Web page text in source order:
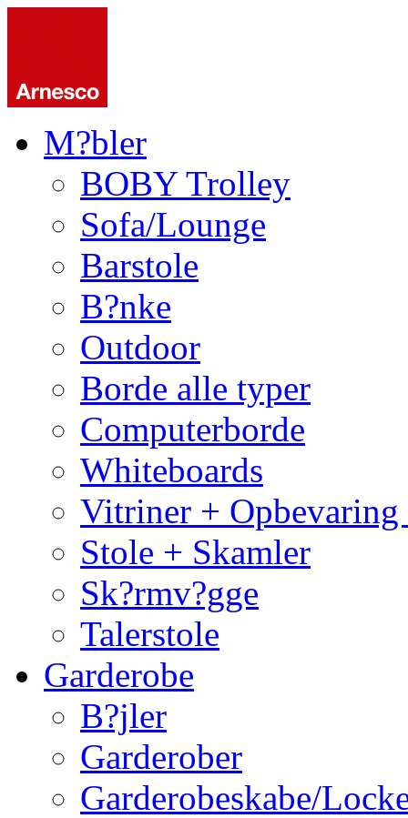
M?bler
BOBY Trolley
Sofa/Lounge
Barstole
B?nke
Outdoor
Borde alle typer
Computerborde
Whiteboards
Vitriner +
Stole + Skamler
Sk?rmv?gge
Talerstole
Garderobe
B?jler
Garderober
Garderobeskabe/